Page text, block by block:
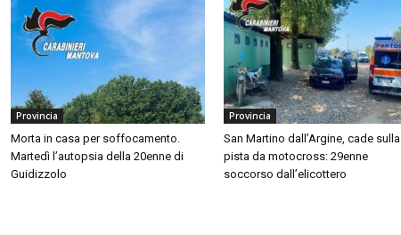
Provincia
Morta in casa per soffocamento.
Martedì l’autopsia della 20enne di
Guidizzolo
Provincia
San Martino dall’Argine, cade sulla
pista da motocross: 29enne
soccorso dall’elicottero